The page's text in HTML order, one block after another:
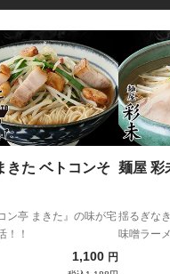
きた ベトコンそ
ン亭 まきた』の味が宅
！！
1,100 円
麺屋 彩
揺るぎな
味噌ラー